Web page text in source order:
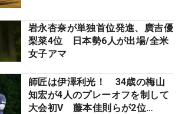
岩永杏奈が単独首位発進、廣吉優
梨菜4位 日本勢6人が出場/全米
女子アマ
師匠は伊澤利光！ 34歳の梅山
知宏が4人のプレーオフを制して
大会初V 藤本佳則らが2位